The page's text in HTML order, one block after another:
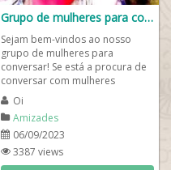
Grupo de mulheres para conversar
Sejam bem-vindos ao nosso
grupo de mulheres para
conversar! Se está a procura de
conversar com mulheres
interessantes e inteligentes este
é, certamente, o...
Oi
Amizades
06/09/2023
3387 views